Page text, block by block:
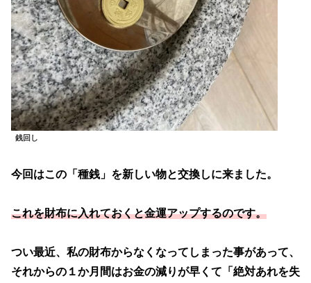
銭回し
今回はこの「種銭」を新しい物と交換しに来ました。
これを財布に入れておくと金運アップするのです。
つい最近、私の財布からなくなってしまった事があって、
それからの１か月間はお金の減りが早くて「絶対あれを失